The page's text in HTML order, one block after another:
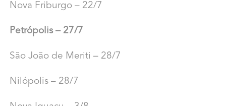
Nova Friburgo – 22/7
Petrópolis – 27/7
São João de Meriti – 28/7
Nilópolis – 28/7